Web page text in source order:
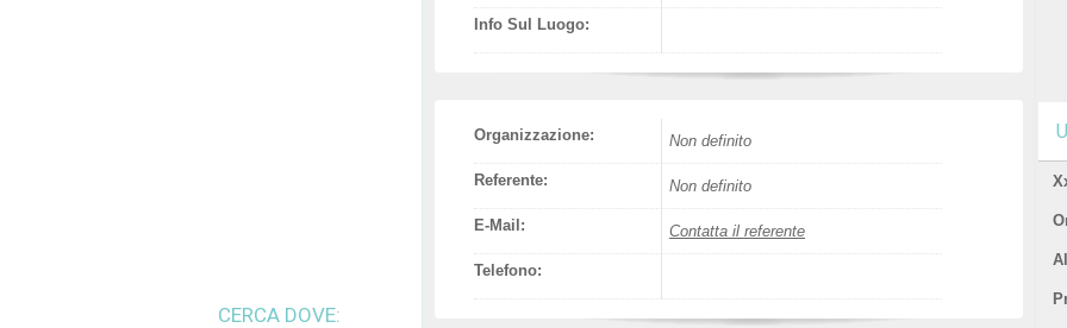
Info Sul Luogo:
Organizzazione: Non definito
Referente: Non definito
E-Mail: Contatta il referente
Telefono:
CERCA DOVE: